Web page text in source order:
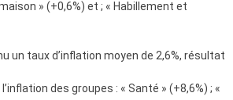
» (+0,6%) et ; « Habillement et
un taux d’inflation moyen de 2,6%, résultat
des groupes : « Santé » (+8,6%) ; «